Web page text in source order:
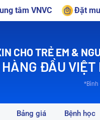
tâm VNVC Đặt
CHO TRẺ EM &
ĐẦU VIỆT
*Bình
Bảng giá Bệnh học